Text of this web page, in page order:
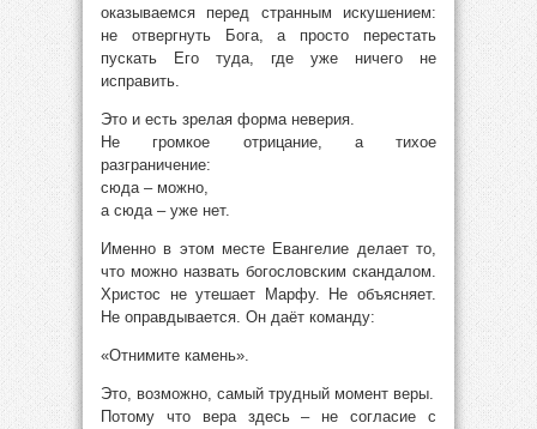
оказываемся перед странным искушением:
не отвергнуть Бога, а просто перестать
пускать Его туда, где уже ничего не
исправить.
Это и есть зрелая форма неверия.
Не громкое отрицание, а тихое
разграничение:
сюда – можно,
а сюда – уже нет.
Именно в этом месте Евангелие делает то,
что можно назвать богословским скандалом.
Христос не утешает Марфу. Не объясняет.
Не оправдывается. Он даёт команду:
«Отнимите камень».
Это, возможно, самый трудный момент веры.
Потому что вера здесь – не согласие с